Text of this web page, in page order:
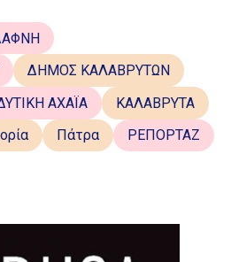
ΔΗΜΟΣ ΚΑΛΑΒΡΥΤΩΝ
ΑΧΑΪΑ
ΚΑΛΑΒΡΥΤΑ
Πάτρα
ΡΕΠΟΡΤΑΖ